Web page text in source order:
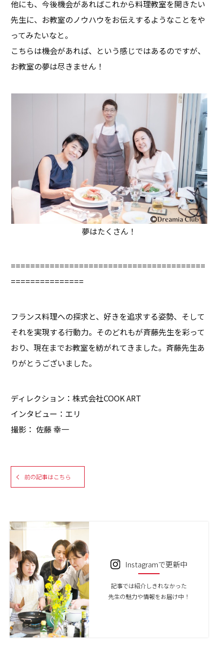
他にも、今後機会があればこれから料理教室を開きたい
先生に、お教室のノウハウをお伝えするようなことをや
ってみたいなと。
こちらは機会があれば、という感じではあるのですが、
お教室の夢は尽きません！
夢はたくさん！
========================================
===============
フランス料理への探求と、好きを追求する姿勢、そして
それを実現する行動力。そのどれもが斉藤先生を彩って
おり、現在までお教室を紡がれてきました。斉藤先生あ
りがとうございました。
ディレクション：株式会社COOK ART
インタビュー：エリ
撮影： 佐藤 幸一
前の記事はこちら
Instagramで更新中
記事では紹介しきれなかった
先生の魅力や情報をお届け中！